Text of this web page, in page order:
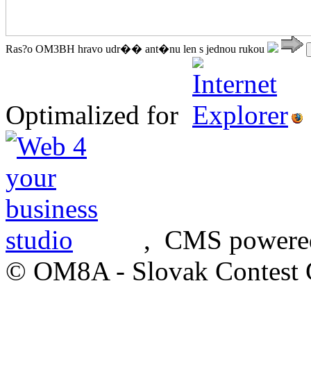
Ras?o OM3BH hravo udr�� ant�nu len s jednou rukou
Optimalized for
, CMS
© OM8A - Slovak Contest